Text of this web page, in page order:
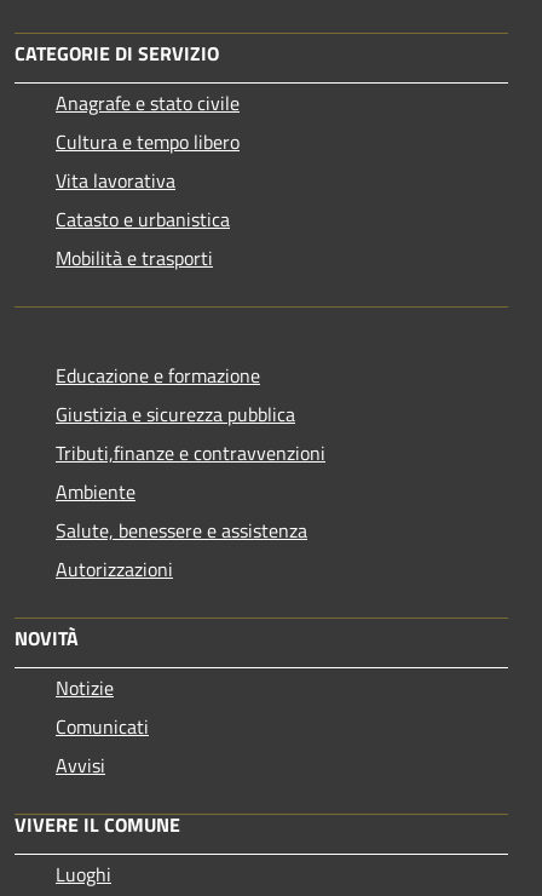
CATEGORIE DI SERVIZIO
Anagrafe e stato civile
Cultura e tempo libero
Vita lavorativa
Catasto e urbanistica
Mobilità e trasporti
Educazione e formazione
Giustizia e sicurezza pubblica
Tributi,finanze e contravvenzioni
Ambiente
Salute, benessere e assistenza
Autorizzazioni
NOVITÀ
Notizie
Comunicati
Avvisi
VIVERE IL COMUNE
Luoghi